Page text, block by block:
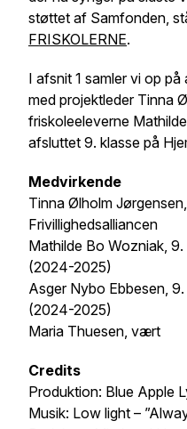
støttet af Samfonden,
FRISKOLERNE.
I afsnit 1 samler vi op
med projektleder Tinna
friskoleeleverne
afsluttet 9. klasse på
Medvirkende
Tinna Ølholm
Frivillighedsalliancen
Mathilde Bo Wozniak,
(2024-2025)
Asger Nybo Ebbesen,
(2024-2025)
Maria Thuesen, vært
Credits
Produktion: Blue Apple
Musik: Low light –